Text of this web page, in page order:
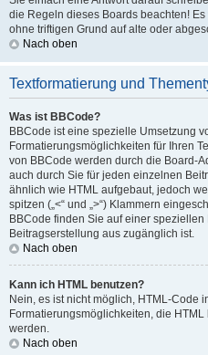
die Regeln dieses Boards beachten!
ohne triftigen Grund auf alte oder
Nach oben
Textformatierung und
Was ist BBCode?
BBCode ist eine spezielle Umsetzung
Formatierungsmöglichkeiten für Ihren
von BBCode werden durch die Board-
auch durch Sie für jeden einzelnen
ähnlich wie HTML aufgebaut, jedoch
spitzen („<“ und „>“) Klammern
BBCode finden Sie auf einer
Beitragserstellung aus zugänglich ist.
Nach oben
Kann ich HTML benutzen?
Nein, es ist nicht möglich, HTML-Code
Formatierungsmöglichkeiten, die
werden.
Nach oben